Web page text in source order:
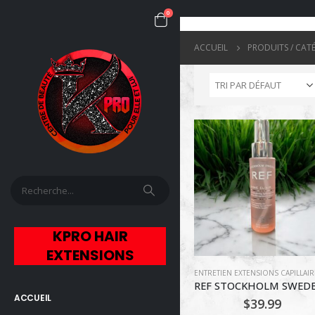
0
KPRO HAIR
EXTENSIONS
ACCUEIL
ACCUEIL PRODUITS /
$39.99